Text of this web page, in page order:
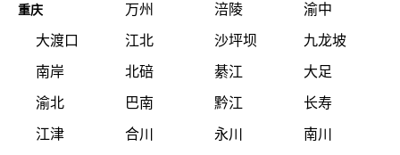
重庆 万州 涪陵 渝中
大渡口 江北 沙坪坝 九龙坡
南岸 北碚 綦江 大足
渝北 巴南 黔江 长寿
江津 合川 永川 南川